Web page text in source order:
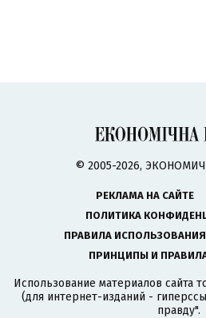
© 2005-2026,
РЕКЛАМА НА САЙТЕ
ПОЛИТИКА
ПРАВИЛА
ПРИНЦИПЫ И
Использование материалов сайта
(для интернет-изданий -
правду".